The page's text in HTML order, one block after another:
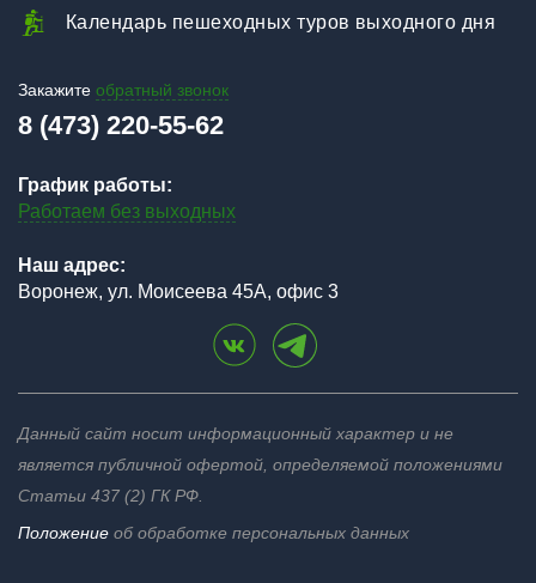
Календарь пешеходных туров выходного дня
Закажите обратный звонок
8 (473) 220-55-62
График работы:
Работаем без выходных
Наш адрес:
Воронеж, ул. Моисеева 45А, офис 3
Данный сайт носит информационный характер и не
является публичной офертой, определяемой положениями
Статьи 437 (2) ГК РФ.
Положение об обработке персональных данных